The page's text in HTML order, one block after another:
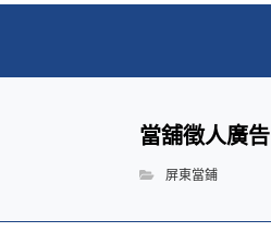
當舖徵人廣告
屏東當鋪